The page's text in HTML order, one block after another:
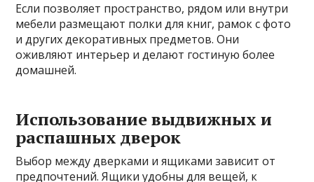
Если позволяет пространство, рядом или внутри
мебели размещают полки для книг, рамок с фото
и других декоративных предметов. Они
оживляют интерьер и делают гостиную более
домашней.
Использование выдвижных и
распашных дверок
Выбор между дверками и ящиками зависит от
предпочтений. Ящики удобны для вещей, к